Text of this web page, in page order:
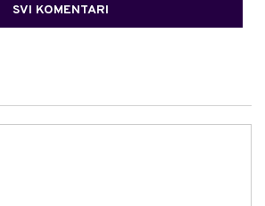
SVI KOMENTARI